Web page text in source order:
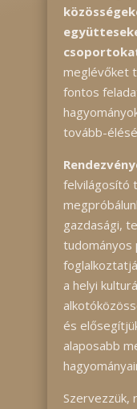
meglévőket
fontos
tovább-
felvilágosító
gazdasági,
tudományos
a helyi
és
alaposabb
Szervezzük,